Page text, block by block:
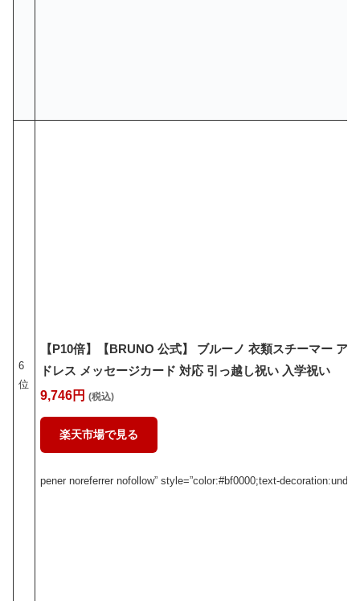
6
位
【P10倍】【BRUNO 公式】 ブルーノ 衣類スチーマー
ドレス メッセージカード 対応 引っ越し祝い 入学祝い
9,746円(税込)
楽天市場で見る
pener noreferrer nofollow” style=”color:#bf0000;text-